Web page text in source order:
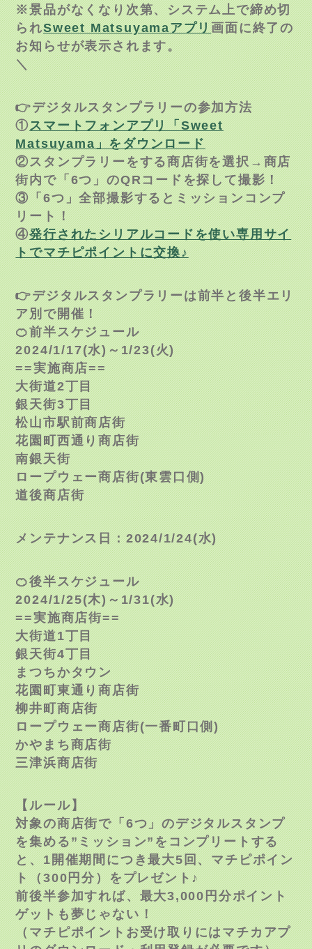
※景品がなくなり次第、システム上で締め切
られSweet Matsuyamaアプリ画面に終了の
お知らせが表示されます。
＼
👉デジタルスタンプラリーの参加方法
①スマートフォンアプリ「Sweet
Matsuyama」をダウンロード
②スタンプラリーをする商店街を選択→商店
街内で「6つ」のQRコードを探して撮影！
③「6つ」全部撮影するとミッションコンプ
リート！
④発行されたシリアルコードを使い専用サイ
トでマチピポイントに交換♪
👉デジタルスタンプラリーは前半と後半エリ
ア別で開催！
🍊前半スケジュール
2024/1/17(水)～1/23(火)
==実施商店==
大街道2丁目
銀天街3丁目
松山市駅前商店街
花園町西通り商店街
南銀天街
ロープウェー商店街(東雲口側)
道後商店街
メンテナンス日：2024/1/24(水)
🍊後半スケジュール
2024/1/25(木)～1/31(水)
==実施商店街==
大街道1丁目
銀天街4丁目
まつちかタウン
花園町東通り商店街
柳井町商店街
ロープウェー商店街(一番町口側)
かやまち商店街
三津浜商店街
【ルール】
対象の商店街で「6つ」のデジタルスタンプ
を集める”ミッション”をコンプリートする
と、1開催期間につき最大5回、マチピポイン
ト（300円分）をプレゼント♪
前後半参加すれば、最大3,000円分ポイント
ゲットも夢じゃない！
（マチピポイントお受け取りにはマチカアプ